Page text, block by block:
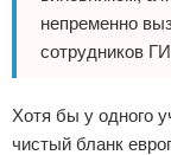
непременно
сотрудников
Хотя бы у одного
чистый бланк